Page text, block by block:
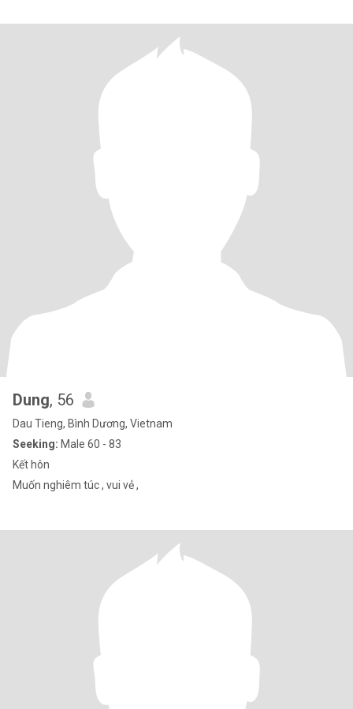
Dung, 56
Dau Tieng, Bình Dương, Vietnam
Seeking: Male 60 - 83
Kết hôn
Muốn nghiêm túc , vui vẻ ,